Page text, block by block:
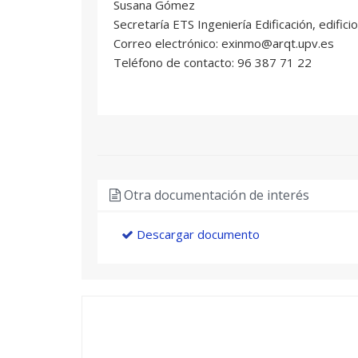
Susana Gómez
Secretaría ETS Ingeniería Edificación,
Correo electrónico: exinmo@arqt.upv.es
Teléfono de contacto: 96 387 71 22
Otra documentación de interés
Descargar documento